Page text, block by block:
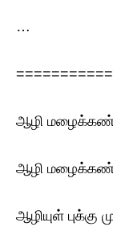
…
ஆழி
ஆழி
ஆழியுள் புக்கு